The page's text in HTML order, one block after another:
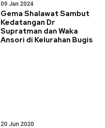
09 Jan 2024
Gema Shalawat Sambut
Kedatangan Dr
Supratman dan Waka
Ansori di Kelurahan Bugis
20 Jun 2020